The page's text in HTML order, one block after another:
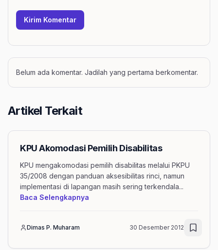
Kirim Komentar
Belum ada komentar. Jadilah yang pertama berkomentar.
Artikel Terkait
KPU Akomodasi Pemilih Disabilitas
KPU mengakomodasi pemilih disabilitas melalui PKPU
35/2008 dengan panduan aksesibilitas rinci, namun
implementasi di lapangan masih sering terkendala...
Baca Selengkapnya
Dimas P. Muharam 30 Desember 2012